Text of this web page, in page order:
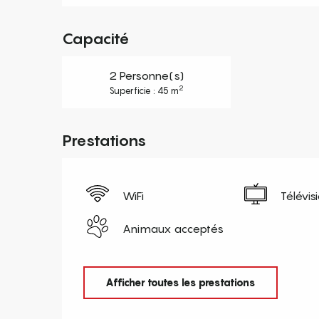
Capacité
2 Personne(s)
Superficie : 45 m2
Prestations
WiFi
Animaux acceptés
Afficher toutes les prestations